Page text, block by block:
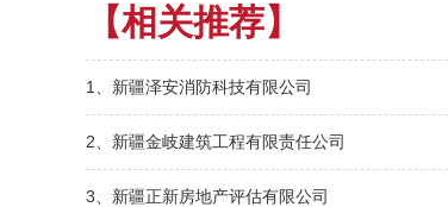
【相关推荐】
1、新疆泽安消防科技有限公司
2、新疆金岐建筑工程有限责任公司
3、新疆正新房地产评估有限公司